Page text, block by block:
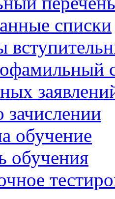
списки
обучение
обучения